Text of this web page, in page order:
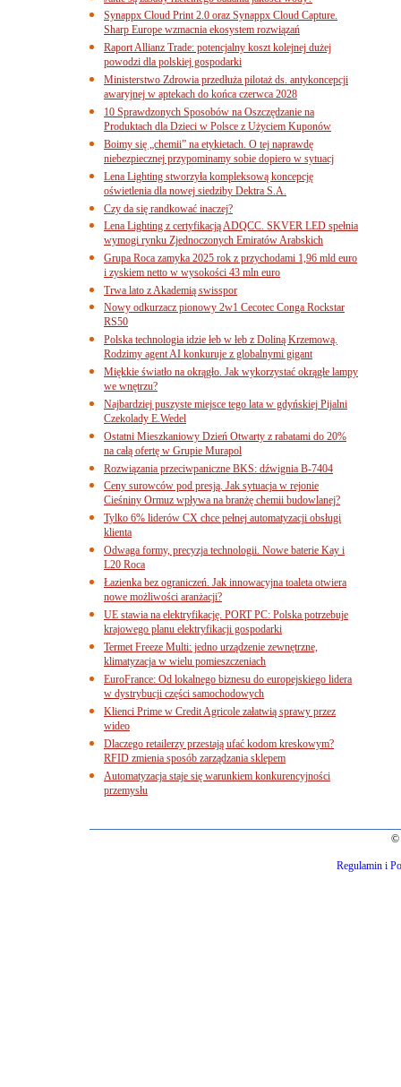
Synappx Cloud Print 2.0 oraz Synappx Cloud Capture.
Sharp Europe wzmacnia ekosystem rozwiązań
Raport Allianz Trade: potencjalny koszt kolejnej dużej
powodzi dla polskiej gospodarki
Ministerstwo Zdrowia przedłuża pilotaż ds. antykoncepcji
awaryjnej w aptekach do końca czerwca 2028
10 Sprawdzonych Sposobów na Oszczędzanie na
Produktach dla Dzieci w Polsce z Użyciem Kuponów
Boimy się „chemii” na etykietach. O tej naprawdę
niebezpiecznej przypominamy sobie dopiero w sytuacj
Lena Lighting stworzyła kompleksową koncepcję
oświetlenia dla nowej siedziby Dektra S.A.
Czy da się randkować inaczej?
Lena Lighting z certyfikacją ADQCC. SKVER LED spełnia
wymogi rynku Zjednoczonych Emiratów Arabskich
Grupa Roca zamyka 2025 rok z przychodami 1,96 mld euro
i zyskiem netto w wysokości 43 mln euro
Trwa lato z Akademią swisspor
Nowy odkurzacz pionowy 2w1 Cecotec Conga Rockstar
RS50
Polska technologia idzie łeb w łeb z Doliną Krzemową.
Rodzimy agent AI konkuruje z globalnymi gigant
Miękkie światło na okrągło. Jak wykorzystać okrągłe lampy
we wnętrzu?
Najbardziej puszyste miejsce tego lata w gdyńskiej Pijalni
Czekolady E.Wedel
Ostatni Mieszkaniowy Dzień Otwarty z rabatami do 20%
na całą ofertę w Grupie Murapol
Rozwiązania przeciwpaniczne BKS: dźwignia B-7404
Ceny surowców pod presją. Jak sytuacja w rejonie
Cieśniny Ormuz wpływa na branżę chemii budowlanej?
Tylko 6% liderów CX chce pełnej automatyzacji obsługi
klienta
Odwaga formy, precyzja technologii. Nowe baterie Kay i
L20 Roca
Łazienka bez ograniczeń. Jak innowacyjna toaleta otwiera
nowe możliwości aranżacji?
UE stawia na elektryfikację. PORT PC: Polska potrzebuje
krajowego planu elektryfikacji gospodarki
Termet Freeze Multi: jedno urządzenie zewnętrzne,
klimatyzacja w wielu pomieszczeniach
EuroFrance: Od lokalnego biznesu do europejskiego lidera
w dystrybucji części samochodowych
Klienci Prime w Credit Agricole załatwią sprawy przez
wideo
Dlaczego retailerzy przestają ufać kodom kreskowym?
RFID zmienia sposób zarządzania sklepem
Automatyzacja staje się warunkiem konkurencyjności
przemysłu
©
Regulamin i